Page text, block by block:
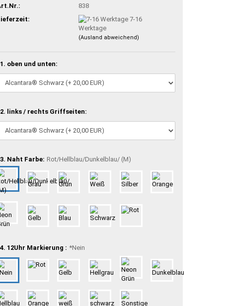
838
7-16
Werktage
(Ausland abweichend)
oben und unten:
links / rechts Griffseiten:
Naht Farbe: Rot/Hellblau/Dunkelblau/ (M)
12Uhr Markierung : *Nein